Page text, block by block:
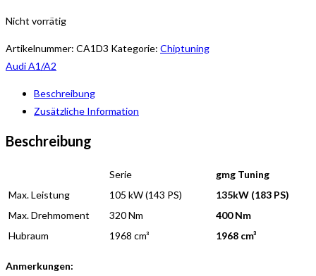
Nicht vorrätig
Artikelnummer: CA1D3 Kategorie: Chiptuning
Audi A1/A2
Beschreibung
Zusätzliche Information
Beschreibung
Serie
gmg Tuning
Max. Leistung
105 kW (143 PS)
135kW (183 PS)
Max. Drehmoment
320 Nm
400 Nm
Hubraum
1968 cm³ 1968 cm³
Anmerkungen: